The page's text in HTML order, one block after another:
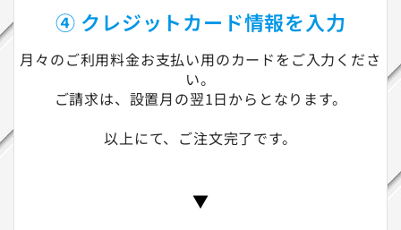
④ クレジットカード情報を入力
月々のご利用料金お支払い用のカードをご入力くださ
い。
ご請求は、設置月の翌1日からとなります。
以上にて、ご注文完了です。
▼